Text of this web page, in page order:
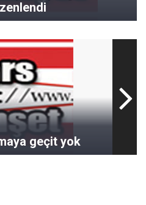
geçit yok